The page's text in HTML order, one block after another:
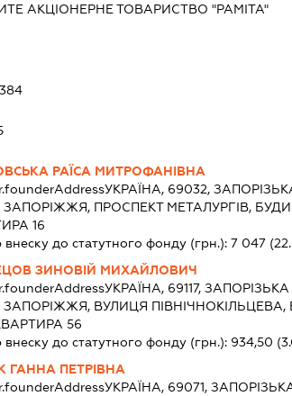
АКЦІОНЕРНЕ ТОВАРИСТВО "РАМІТА"
РАЇСА МИТРОФАНІВНА
УКРАЇНА, 69032,
ЗАПОРІЖЖЯ, ПРОСПЕКТ МЕТАЛУРГІВ,
16
внеску до статутного фонду (грн.):7 047
ЗИНОВІЙ МИХАЙЛОВИЧ
УКРАЇНА, 69117,
ЗАПОРІЖЖЯ, ВУЛИЦЯ
56
внеску до статутного фонду (грн.): 934,50
ГАННА ПЕТРІВНА
УКРАЇНА, 69071,